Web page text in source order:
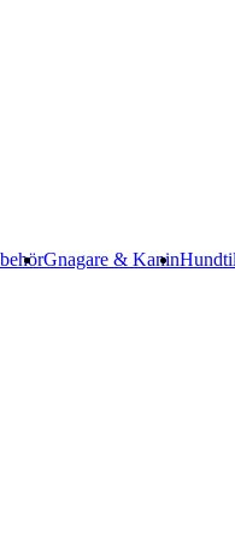
Gnagare & Kanin